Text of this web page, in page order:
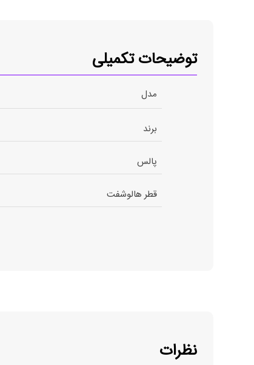
توضیحات تکمیلی
مدل
برند
پالس
قطر هالوشفت
نظرات